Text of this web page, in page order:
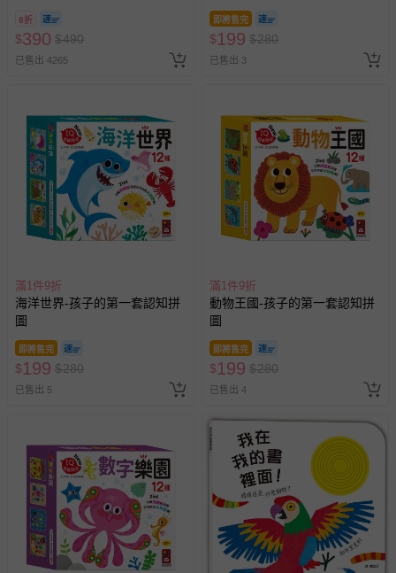
訂單編號兌換，逾期作廢) (大
人小孩均一價(3歲以上需購票))
8折
$390 $490
已售出 4265
即將售完
$199 $280
已售出 3
滿1件9折
海洋世界-孩子的第一套認知拼
圖
即將售完
$199 $280
已售出 5
滿1件9折
動物王國-孩子的第一套認知拼
圖
即將售完
$199 $280
已售出 4